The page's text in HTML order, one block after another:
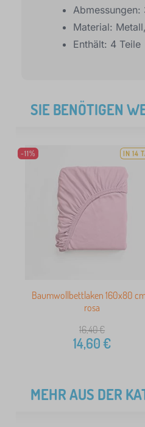
Material:
Enthält: 4 Teile
SIE BENÖTIGEN
-11% IN 14
Baumwollbettlaken 160x80
rosa
16,40€
14,60€
MEHR AUS DER